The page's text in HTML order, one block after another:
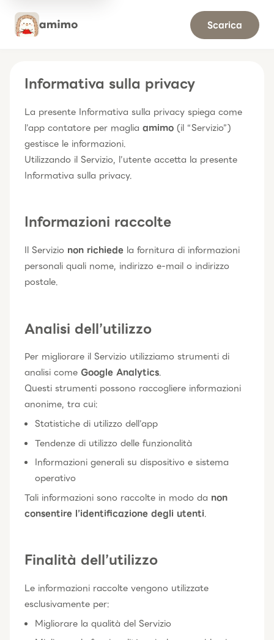
Scarica
Informativa sulla privacy
La presente Informativa sulla privacy spiega come
l’app contatore per maglia amimo (il “Servizio”)
gestisce le informazioni.
Utilizzando il Servizio, l’utente accetta la presente
Informativa sulla privacy.
Informazioni raccolte
Il Servizio non richiede la fornitura di informazioni
personali quali nome, indirizzo e-mail o indirizzo
postale.
Analisi dell’utilizzo
Per migliorare il Servizio utilizziamo strumenti di
analisi come Google Analytics.
Questi strumenti possono raccogliere informazioni
anonime, tra cui:
Statistiche di utilizzo dell’app
Tendenze di utilizzo delle funzionalità
Informazioni generali su dispositivo e sistema
operativo
Tali informazioni sono raccolte in modo da non
consentire l’identificazione degli utenti.
Finalità dell’utilizzo
Le informazioni raccolte vengono utilizzate
esclusivamente per:
Migliorare la qualità del Servizio